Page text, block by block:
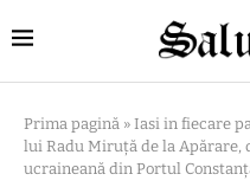
Prima pagină » Iasi in fiecare
lui Radu Miruță de la Apărare,
ucraineană din Portul